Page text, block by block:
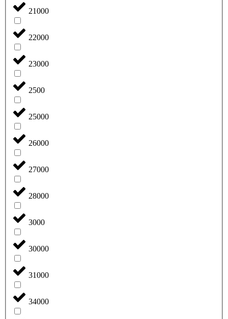
21000
22000
23000
2500
25000
26000
27000
28000
3000
30000
31000
34000